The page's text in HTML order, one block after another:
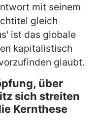
mit seinem
gleich
ist das globale
kapitalistisch
glaubt.
über
sich streiten
Kernthese